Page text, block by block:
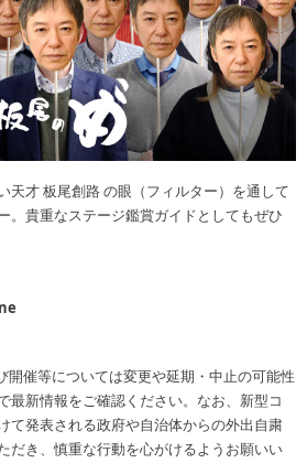
天才 板尾創路 の眼（フィルター）を通して
。貴重なステージ鑑賞ガイドとしてもぜひ
催等については変更や延期・中止の可能性
最新情報をご確認ください。なお、新型コ
て発表される政府や自治体からの外出自粛
だき、慎重な行動を心がけるようお願いい